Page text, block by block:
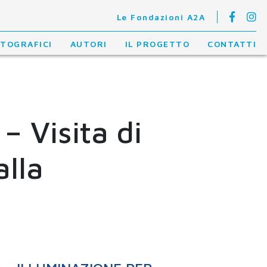
Le Fondazioni A2A
AUTORI IL PROGETTO CONTATTI
Visita di